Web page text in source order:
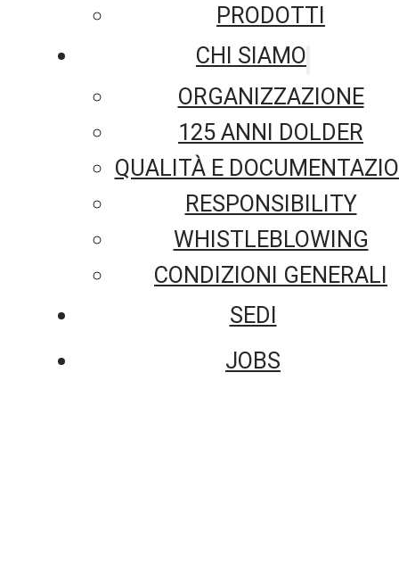
PRODOTTI
CHI SIAMO
ORGANIZZAZIONE
125 ANNI DOLDER
QUALITÀ E
RESPONSIBILITY
WHISTLEBLOWING
CONDIZIONI GENERALI
SEDI
JOBS